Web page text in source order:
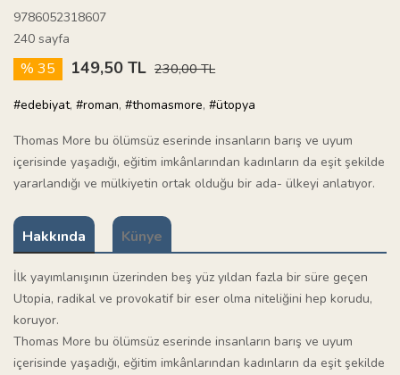
9786052318607
240 sayfa
% 35 149,50 TL 230,00 TL
#edebiyat, #roman, #thomasmore, #ütopya
Thomas More bu ölümsüz eserinde insanların barış ve uyum
içerisinde yaşadığı, eğitim imkânlarından kadınların da eşit şekilde
yararlandığı ve mülkiyetin ortak olduğu bir ada- ülkeyi anlatıyor.
Hakkında Künye
İlk yayımlanışının üzerinden beş yüz yıldan fazla bir süre geçen
Utopia, radikal ve provokatif bir eser olma niteliğini hep korudu,
koruyor.
Thomas More bu ölümsüz eserinde insanların barış ve uyum
içerisinde yaşadığı, eğitim imkânlarından kadınların da eşit şekilde